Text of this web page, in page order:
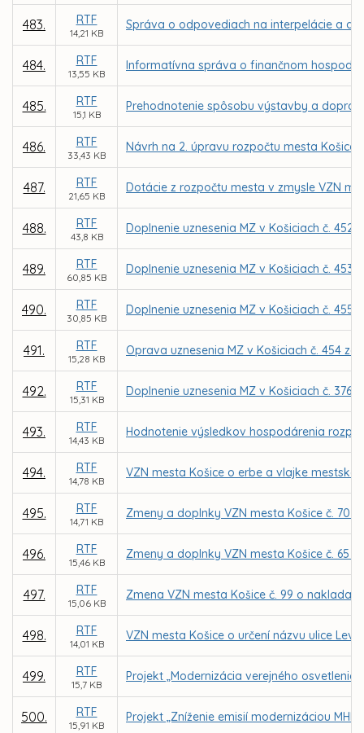
483. RTF
14,21 KB
Správa o odpovediach na interpelácie a
484. RTF
13,55 KB
Informatívna správa o finančnom
485. RTF
15,1 KB
Prehodnotenie spôsobu výstavby a
486. RTF
33,43 KB
Návrh na 2. úpravu rozpočtu mesta Košice
487. RTF
21,65 KB
Dotácie z rozpočtu mesta v zmysle VZN
488. RTF
43,8 KB
Doplnenie uznesenia MZ v Košiciach č. 452
489. RTF
60,85 KB
Doplnenie uznesenia MZ v Košiciach č. 453
490. RTF
30,85 KB
Doplnenie uznesenia MZ v Košiciach č. 455
491. RTF
15,28 KB
Oprava uznesenia MZ v Košiciach č. 454
492. RTF
15,31 KB
Doplnenie uznesenia MZ v Košiciach č. 376
493. RTF
14,43 KB
Hodnotenie výsledkov hospodárenia
494. RTF
14,78 KB
VZN mesta Košice o erbe a vlajke
495. RTF
14,71 KB
Zmeny a doplnky VZN mesta Košice č. 70
496. RTF
15,46 KB
Zmeny a doplnky VZN mesta Košice č. 65
497. RTF
15,06 KB
Zmena VZN mesta Košice č. 99 o
498. RTF
14,01 KB
VZN mesta Košice o určení názvu ulice
499. RTF
15,7 KB
Projekt „Modernizácia verejného
500. RTF
15,91 KB
Projekt „Zníženie emisií modernizáciou MHD“